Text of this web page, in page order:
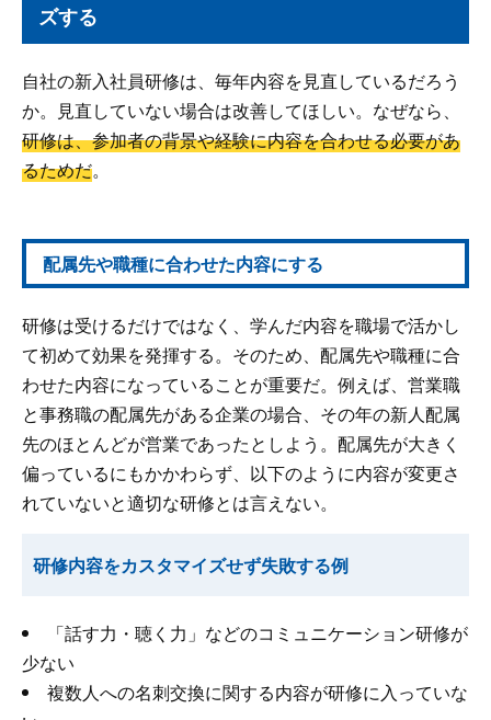
ズする
自社の新入社員研修は、毎年内容を見直しているだろう
か。見直していない場合は改善してほしい。なぜなら、
研修は、参加者の背景や経験に内容を合わせる必要があ
るためだ。
配属先や職種に合わせた内容にする
研修は受けるだけではなく、学んだ内容を職場で活かし
て初めて効果を発揮する。そのため、配属先や職種に合
わせた内容になっていることが重要だ。例えば、営業職
と事務職の配属先がある企業の場合、その年の新人配属
先のほとんどが営業であったとしよう。配属先が大きく
偏っているにもかかわらず、以下のように内容が変更さ
れていないと適切な研修とは言えない。
研修内容をカスタマイズせず失敗する例
「話す力・聴く力」などのコミュニケーション研修が
少ない
複数人への名刺交換に関する内容が研修に入っていな